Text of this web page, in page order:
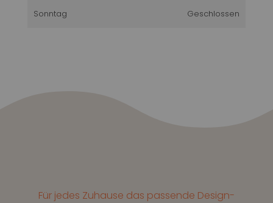
Sonntag Geschlossen
Für jedes Zuhause das passende Design-